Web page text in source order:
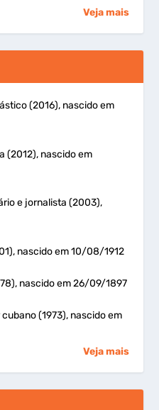
Veja mais
(2016), nascido em
(2012), nascido em
e jornalista (2003),
nascido em 10/08/1912
nascido em 26/09/1897
(1973), nascido em
Veja mais